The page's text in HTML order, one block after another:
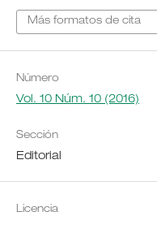
Más formatos de cita
Número
Vol. 10 Núm. 10 (2016)
Sección
Editorial
Licencia